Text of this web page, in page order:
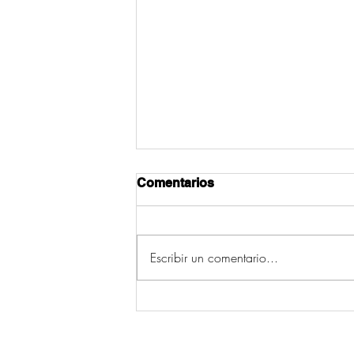
Comentarios
Escribir un comentario...